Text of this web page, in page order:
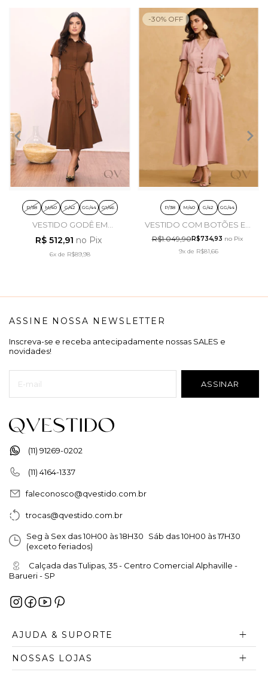
P/38 M/40 G/42 GG/44 G1/46
VESTIDO GODÊ EM
TRICOLINE MARROM -
TITANIUM JEANS
R$ 512,91 no Pix
6xde R$89,98
P/38 M/40 G/42 GG/44
VESTIDO COM BOTÕES EM
VISCOSE NUDE - ARTSY
R$1.049,90R$734,93 no Pix
9xde R$81,66
-30% OFF
(11) 91269-0202
(11) 4164-1337
faleconosco@qvestido.com.br
trocas@qvestido.com.br
Seg à Sex das 10H00 às 18H30 Sáb das 10H00 às 17H30
(exceto feriados)
Calçada das Tulipas, 35 - Centro Comercial Alphaville -
Barueri - SP
AJUDA & SUPORTE
NOSSAS LOJAS
ASSINE NOSSA NEWSLETTER
Inscreva-se e receba antecipadamente nossas SALES e
novidades!